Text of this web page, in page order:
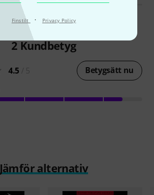
Finstilt · Privacy Policy
2Kundbetyg
4.5 Betygsätt nu
Jämför alternativ